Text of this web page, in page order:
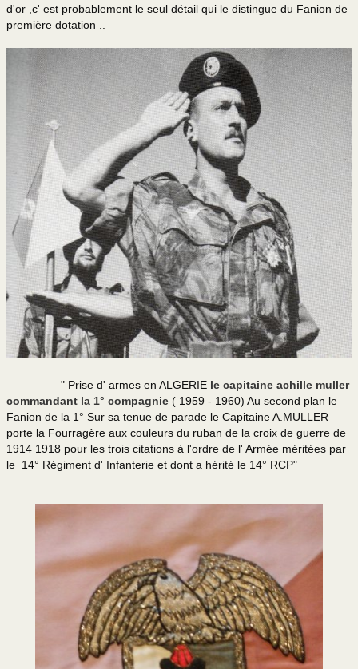
d'or ,c' est probablement le seul détail qui le distingue du Fanion de
première dotation ..
" Prise d' armes en ALGERIE le capitaine achille muller
commandant la 1° compagnie ( 1959 - 1960) Au second plan le
Fanion de la 1° Sur sa tenue de parade le Capitaine A.MULLER
porte la Fourragère aux couleurs du ruban de la croix de guerre de
1914 1918 pour les trois citations à l'ordre de l' Armée méritées par
le 14° Régiment d' Infanterie et dont a hérité le 14° RCP"